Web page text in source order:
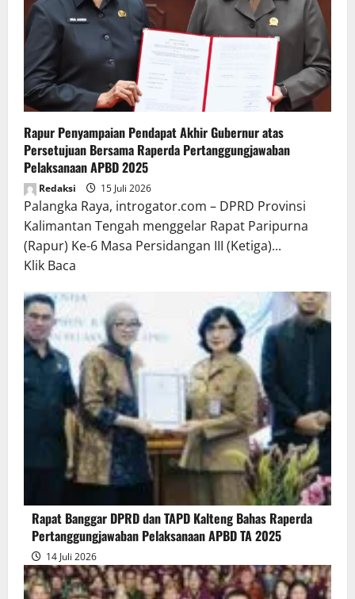
Rapur Penyampaian Pendapat Akhir Gubernur atas
Persetujuan Bersama Raperda Pertanggungjawaban
Pelaksanaan APBD 2025
Redaksi 15 Juli 2026
Palangka Raya, introgator.com – DPRD Provinsi
Kalimantan Tengah menggelar Rapat Paripurna
(Rapur) Ke-6 Masa Persidangan III (Ketiga)...
Klik Baca
about
Rapur
Penyampaian
Pendapat
Akhir
Gubernur
atas
Persetujuan
Bersama
Raperda
Pertanggungjawaban
Pelaksanaan
APBD
2025
Rapat Banggar DPRD dan TAPD Kalteng Bahas Raperda
Pertanggungjawaban Pelaksanaan APBD TA 2025
14 Juli 2026